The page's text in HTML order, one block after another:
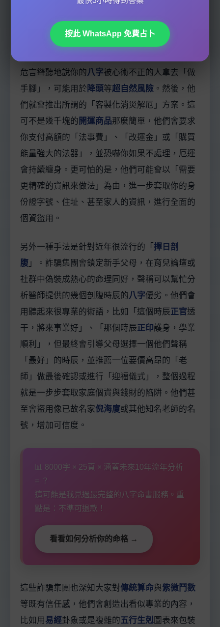
他們會進一步恐嚇你，說從你的命盤看到更嚴重
的問題，例如「傷官 見官， 官運 有損，恐惹上官
危言聳聽地說你的八字被心術不正的人拿去「做
手腳」，可能用於 降頭等超自然風險 。然後，他
們就會推出所謂的「客製化消災解厄」方案。這
可不是幾千塊的 開運商品那麼簡單，他們會要求
你支付高額的「法事費」、「改運金」或「購買
能量強大的法器」，並恐嚇你如果不處理，厄運
會持續纏身。更可怕的是，他們可能會以「需要
更精確的資訊來做法」為由，進一步套取你的身
份證字號、住址、甚至家人的資訊，進行全面的
個資盜用。
另外一種手法是針對近年很流行的「 擇日剖
腹 」。詐騙集團會鎖定新手父母，在育兒論壇或
社群中偽裝成熱心的命理同好，聲稱可以幫忙分
析醫師提供的幾個剖腹時辰的八字優劣。他們會
用聽起來很專業的術語，比如「這個時辰正官透
干，將來事業好」、「那個時辰正印護身，學業
順利」，但最終會引導父母選擇一個他們聲稱
「最好」的時辰，並推薦一位要價高昂的「老
師」做最後確認或進行「迎福儀式」，整個過程
就是一步步套取家庭個資與錢財的陷阱。他們甚
至會盜用像已故名家倪海廈或其他知名老師的名
號，增加可信度。
📊 8000字 × 25頁 × 涵蓋未來10年流年分析
= ？
這可能是我見過最完整的八字命書服務。重
點是：不準可退款！
看看如何分析你的命格 →
這些詐騙集團也深知大家對傳統算命與紫微鬥數
等既有信任感，他們會創造出看似專業的內容，
比如用 易經卦象或是複雜的五行生剋圖表來包裝
按此 WhatsApp 免費占卜